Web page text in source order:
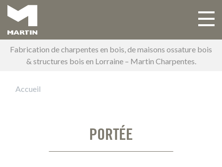
Aller
au
contenu
principal
Main navigation Toggle
Fabrication de charpentes en bois, de maisons ossature bois
& structures bois en Lorraine – Martin Charpentes.
Accueil
PORTÉE